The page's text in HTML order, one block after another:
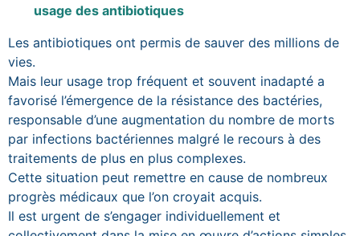
usage des antibiotiques
Les antibiotiques ont permis de sauver des millions de
vies.
Mais leur usage trop fréquent et souvent inadapté a
favorisé l’émergence de la résistance des bactéries,
responsable d’une augmentation du nombre de morts
par infections bactériennes malgré le recours à des
traitements de plus en plus complexes.
Cette situation peut remettre en cause de nombreux
progrès médicaux que l’on croyait acquis.
Il est urgent de s’engager individuellement et